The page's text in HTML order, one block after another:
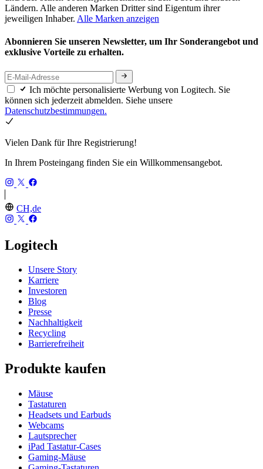
Ländern. Alle anderen Marken Dritter sind Eigentum ihrer
jeweiligen Inhaber. Alle Marken anzeigen
Abonnieren Sie unseren Newsletter, um Ihr Sonderangebot und
exklusive Vorteile zu erhalten.
Ich möchte personalisierte Werbung von Logitech. Sie
können sich jederzeit abmelden. Siehe unsere
Datenschutzbestimmungen.
Vielen Dank für Ihre Registrierung!
In Ihrem Posteingang finden Sie ein Willkommensangebot.
CH,de
Logitech
Unsere Story
Karriere
Investoren
Blog
Presse
Nachhaltigkeit
Recycling
Barrierefreiheit
Produkte kaufen
Mäuse
Tastaturen
Headsets und Earbuds
Webcams
Lautsprecher
iPad Tastatur-Cases
Gaming-Mäuse